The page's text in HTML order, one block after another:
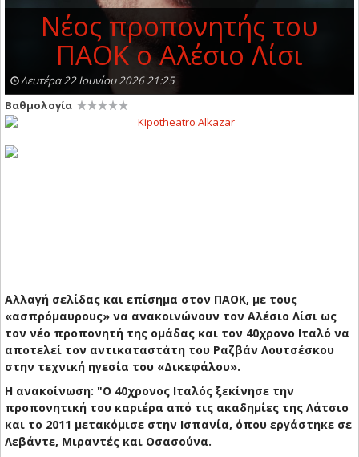
Νέος προπονητής του
ΠΑΟΚ ο Αλέσιο Λίσι
Δευτέρα 22 Ιουνίου 2026 21:25
Βαθμολογία
Αλλαγή σελίδας και επίσημα στον ΠΑΟΚ, με τους
«ασπρόμαυρους» να ανακοινώνουν τον Αλέσιο Λίσι ως
τον νέο προπονητή της ομάδας και τον 40χρονο Ιταλό να
αποτελεί τον αντικαταστάτη του Ραζβάν Λουτσέσκου
στην τεχνική ηγεσία του «Δικεφάλου».
Η ανακοίνωση: "O 40χρονος Ιταλός ξεκίνησε την
προπονητική του καριέρα από τις ακαδημίες της Λάτσιο
και το 2011 μετακόμισε στην Ισπανία, όπου εργάστηκε σε
Λεβάντε, Μιραντές και Οσασούνα.